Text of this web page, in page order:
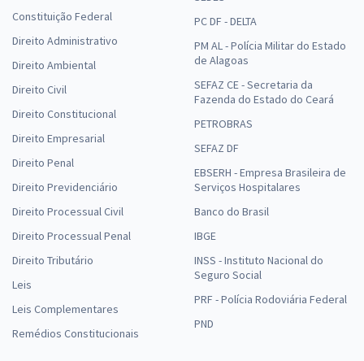
Constituição Federal
Direito Administrativo
Direito Ambiental
Direito Civil
Direito Constitucional
Direito Empresarial
Direito Penal
Direito Previdenciário
Direito Processual Civil
Direito Processual Penal
Direito Tributário
Leis
Leis Complementares
Remédios Constitucionais
PC DF - DELTA
PM AL - Polícia Militar do Estado
de Alagoas
SEFAZ CE - Secretaria da
Fazenda do Estado do Ceará
PETROBRAS
SEFAZ DF
EBSERH - Empresa Brasileira de
Serviços Hospitalares
Banco do Brasil
IBGE
INSS - Instituto Nacional do
Seguro Social
PRF - Polícia Rodoviária Federal
PND